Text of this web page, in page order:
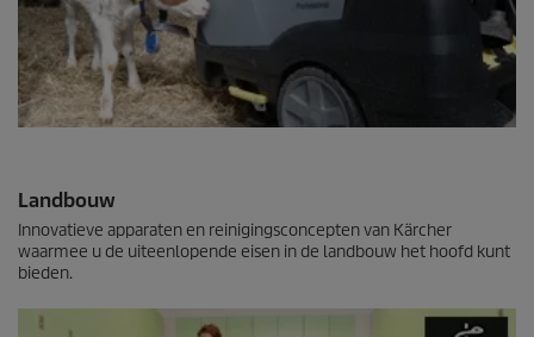
Landbouw
Innovatieve apparaten en reinigingsconcepten van Kärcher
waarmee u de uiteenlopende eisen in de landbouw het hoofd kunt
bieden.